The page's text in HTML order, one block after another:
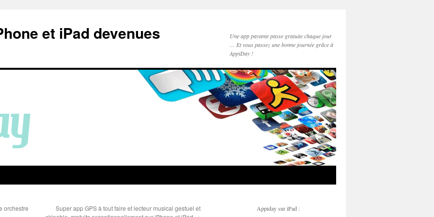
et iPad devenues
Une app payante passe gratuite chaque jour
… Et vous passez une bonne journée grâce à
AppiDay !
orchestre
Super app GPS à tout faire et lecteur musical gestuel et
Appiday sur iPad :